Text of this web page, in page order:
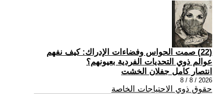
(22) صمت الحواس وفضاءات الإدراك: كيف نفهم
عوالم ذوي التحديات الفردية بعيونهم؟
انتصار كامل جفلان الخشت
2026 / 8 / 8
حقوق ذوي الاحتياجات الخاصة